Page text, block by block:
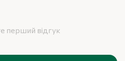
перший відгук